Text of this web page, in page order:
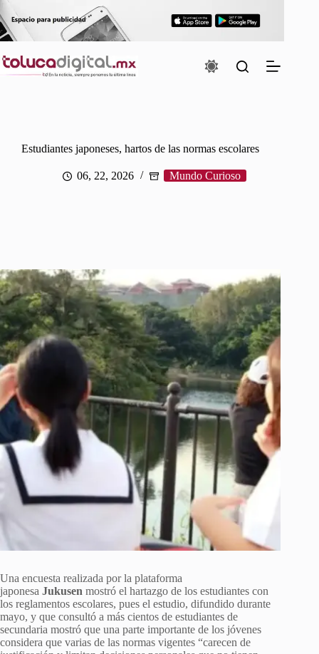
Saltar
al
contenido
Estudiantes japoneses, hartos de las normas escolares
06, 22, 2026 Mundo Curioso
Una encuesta realizada por la plataforma
japonesa Jukusen mostró el hartazgo de los estudiantes con
los reglamentos escolares, pues el estudio, difundido durante
mayo, y que consultó a más cientos de estudiantes de
secundaria mostró que una parte importante de los jóvenes
considera que varias de las normas vigentes “carecen de